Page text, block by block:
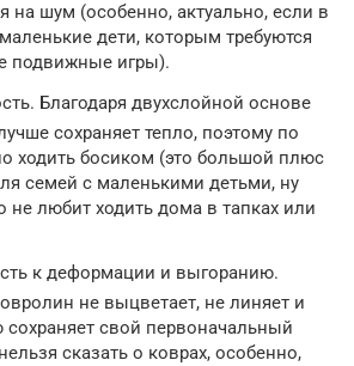
на шум (особенно, актуально, если в
дети, которым требуются
подвижные игры).
Благодаря двухслойной основе
сохраняет тепло, поэтому по
ходить босиком (это большой плюс
семей с маленькими детьми, ну
не любит ходить дома в тапках или
к деформации и выгоранию.
не выцветает, не линяет и
сохраняет свой первоначальный
сказать о коврах, особенно,